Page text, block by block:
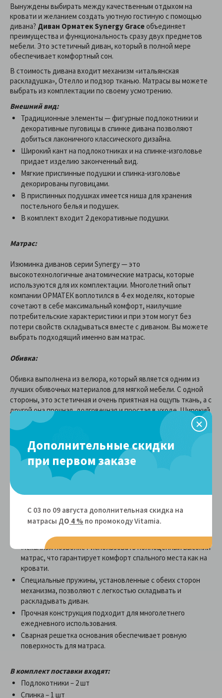
Вынуждены выбирать между качественным отдыхом на
кровати и желанием создать уютную гостиную с помощью
дивана? Диван Орматек Synergy Graceобъединяет
преимущества и функциональность сразу двух предметов
мебели. Это эстетичный диван, который в полной мере
обеспечивает комфортный сон.
В стоимость дивана входит механизм «итальянская
раскладушка», Отелло и подзор тканью. Матрасы вы можете
выбрать из комплектации по своему усмотрению.
Внешний вид:
Традиционные элементы — фигурные подлокотники и
декоративные пуговицы в спинке дивана позволяют
добиться лаконичного классического дизайна.
Широкий кант на подлокотниках и на спинке-изголовье
придает изделию законченный вид.
Мягкие приспинные подушки и спинка-изголовье
декорированы пуговицами.
В приспинных подушках имеется ниша для хранения
постельного белья и подушек.
В комплект входит 2 декоративные подушки.
Матрас:
Изюминка диванов серии Synergy — это
высокотехнологичные анатомические матрасы, которые
используются для их комплектации. Многолетний опыт
компании ОРМАТЕК воплотился в 4-ех моделях, которые
сочетают в себе максимальный комфорт, наилучшие
потребительские характеристики и при этом могут без
потери свойств складываться вместе с диваном. Вы можете
выбрать подходящий именно вам матрас.
Обивка:
Обивка выполнена из велюра, который является одним из
лучших обивочных материалов для мягкой мебели. С одной
стороны, это эстетичная и очень приятная на ощупь ткань, а с
другой она прочная, долговечная и простая в уходе. Широкий
ассортимент цветовых решений, как классических, так и
ярких и необычных, позволит вам найти вариант для любого
интерьера.
Механизм:
В диванах используется механизм «итальянская
раскладушка», Отелло. Раскладывая такую конструкцию, вы
подушки от спинки не надо — они окажутся с нижней
стороны спального места и никак не помешают разложить
Механизм позволяет использовать полноценный высокий
матрас, что гарантирует комфорт спального места как на
кровати.
Специальные пружины, установленные с обеих сторон
механизма, позволяют с легкостью складывать и
раскладывать диван.
Прочная конструкция подходит для многолетнего
ежедневного использования.
Сварная решетка основания обеспечивает ровную
поверхность для матраса.
В комплект поставки входят:
Подлокотники – 2 шт
Спинка – 1 шт
Дополнительные скидки
при первом заказе
С 03 по 09 августа дополнительная скидка на
матрасы ДО 4 % по промокоду Vitamiа.